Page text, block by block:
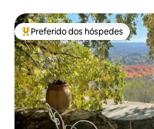
Entre os melhores preferidos dos
Preferido dos hóspedes